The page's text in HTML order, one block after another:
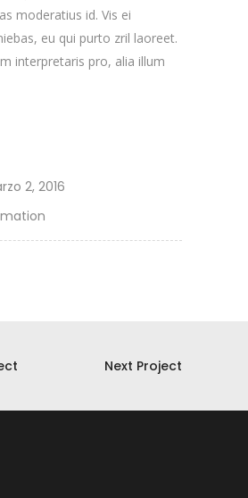
moderatius id. Vis ei
eu qui purto zril laoreet.
interpretaris pro, alia illum
2, 2016
Next Project